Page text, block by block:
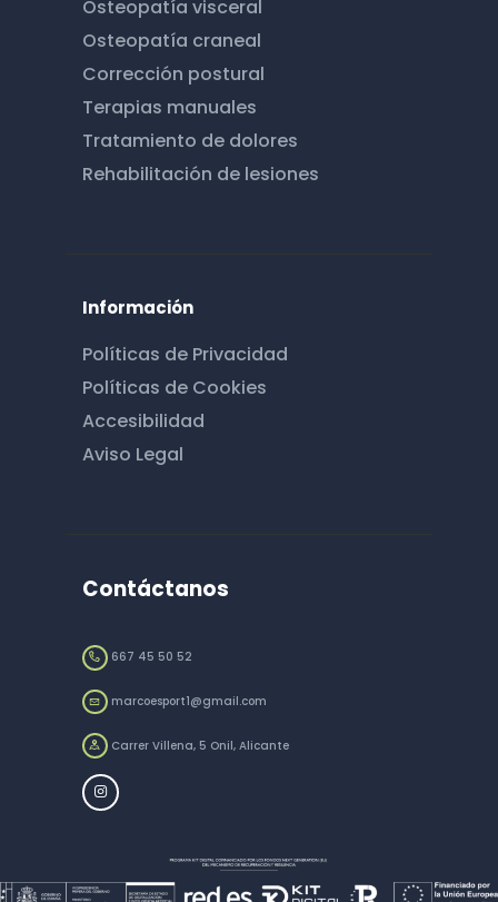
Osteopatía visceral
Osteopatía craneal
Corrección postural
Terapias manuales
Tratamiento de dolores
Rehabilitación de lesiones
Información
Políticas de Privacidad
Políticas de Cookies
Accesibilidad
Aviso Legal
Contáctanos
667 45 50 52
marcoesport1@gmail.com
Carrer Villena, 5 Onil, Alicante